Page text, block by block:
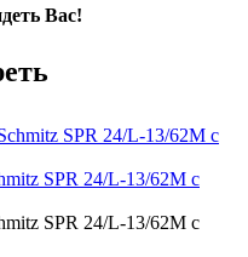
Вас!
SPR 24/L-13/62M с
SPR 24/L-13/62M с